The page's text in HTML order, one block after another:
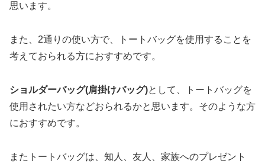
思います。
また、2通りの使い方で、トートバッグを使用することを
考えておられる方におすすめです。
ショルダーバッグ(肩掛けバッグ)として、トートバッグを
使用されたい方などおられるかと思います。そのような方
におすすめです。
またトートバッグは、知人、友人、家族へのプレゼント